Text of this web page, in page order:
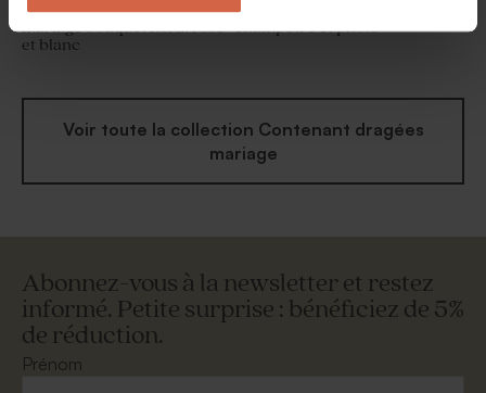
Contenant à dragées
mariage bouquet floral rose
et blanc
Etui à dragées mariage
champêtre et photo
Voir toute la collection Contenant dragées
mariage
Abonnez-vous à la newsletter et restez
informé. Petite surprise : bénéficiez de 5%
de réduction.
Prénom